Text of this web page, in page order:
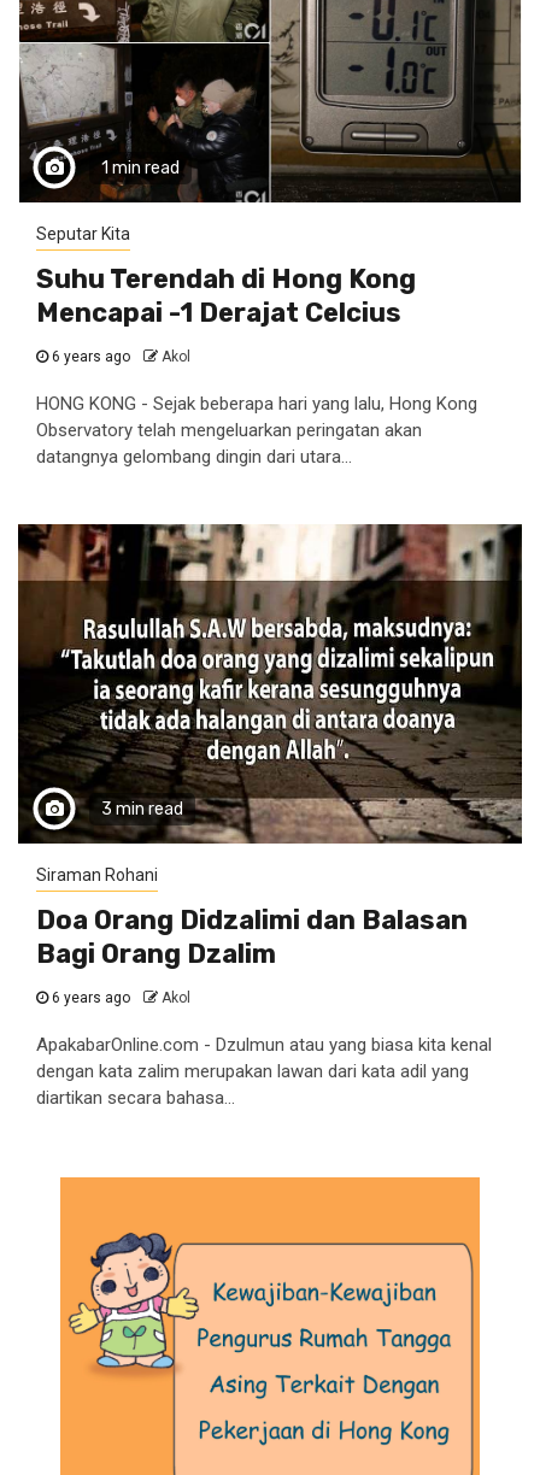
1 min read
Seputar Kita
Suhu Terendah di Hong Kong
Mencapai -1 Derajat Celcius
6 years ago Akol
HONG KONG - Sejak beberapa hari yang lalu, Hong Kong
Observatory telah mengeluarkan peringatan akan
datangnya gelombang dingin dari utara...
3 min read
Siraman Rohani
Doa Orang Didzalimi dan Balasan
Bagi Orang Dzalim
6 years ago Akol
ApakabarOnline.com - Dzulmun atau yang biasa kita kenal
dengan kata zalim merupakan lawan dari kata adil yang
diartikan secara bahasa...